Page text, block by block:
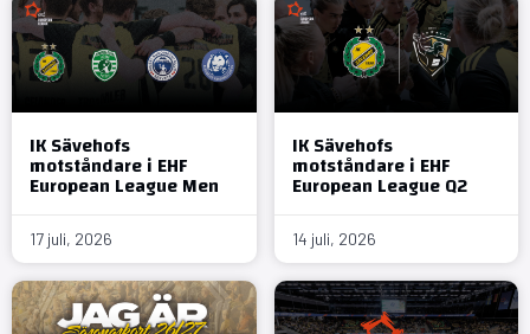
IK Sävehofs
motståndare i EHF
European League Men
17 juli, 2026
IK Sävehofs
motståndare i EHF
European League Q2
14 juli, 2026